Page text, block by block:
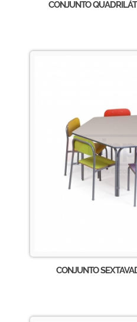
CONJUNTO
CONJUNTO